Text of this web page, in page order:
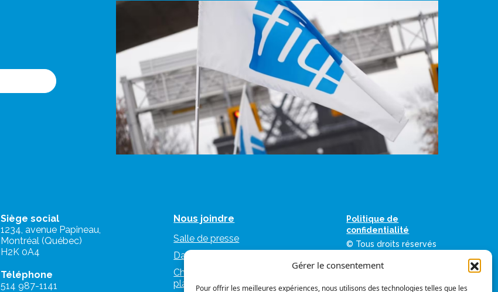
Gérer le consentement
Pour offrir les meilleures expériences, nous utilisons des technologies telles que les
Siège social
1234, avenue Papineau,
Montréal (Québec)
H2K 0A4
Téléphone
514 987-1141
Nous joindre
Salle de presse
Dans les médias
Charte d’utilisation des
plateformes numériques de la FIQ
Politique de
confidentialité
© Tous droits réservés